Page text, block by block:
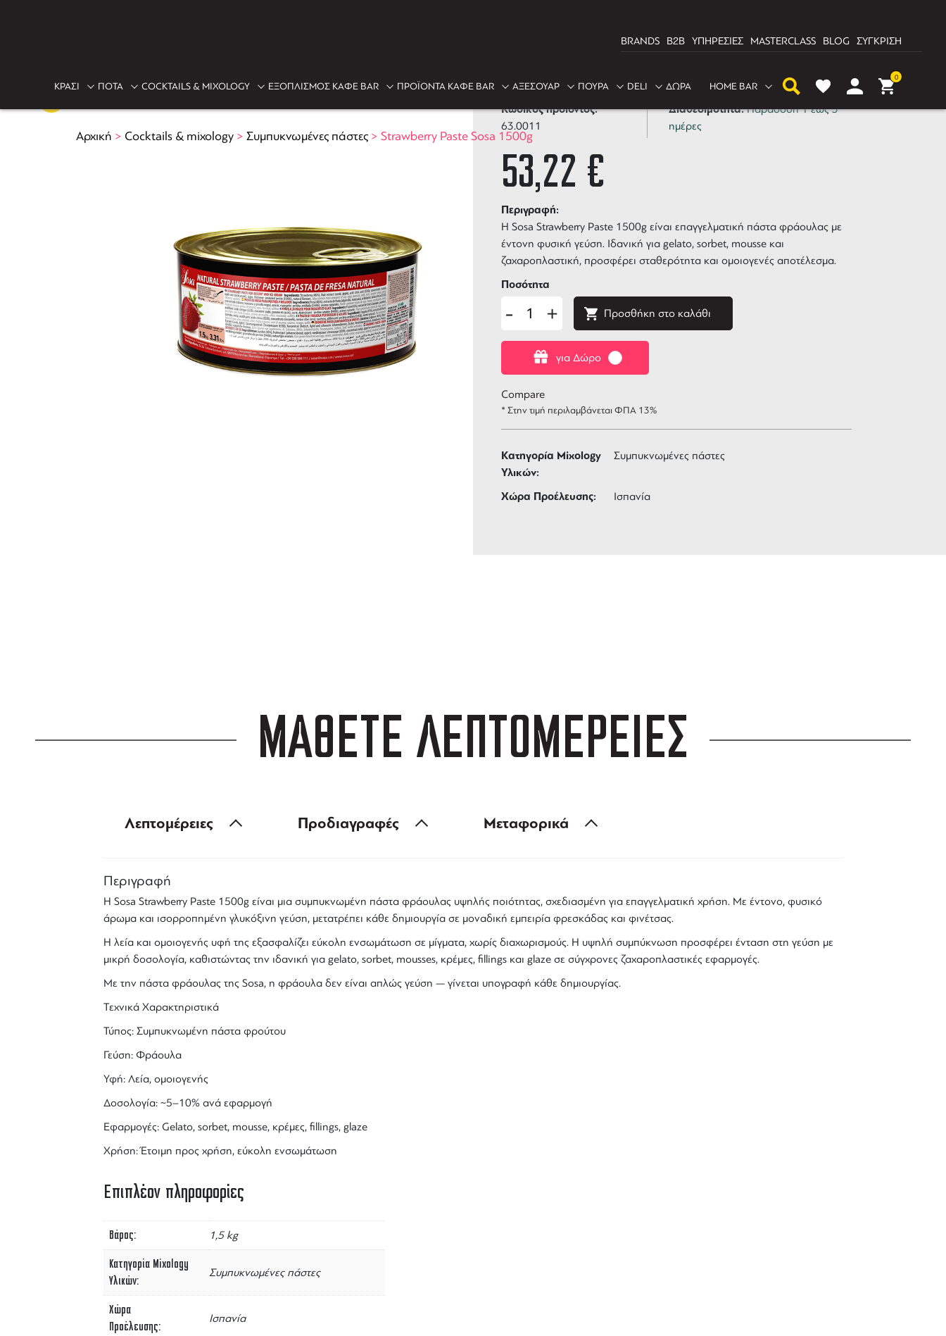
BRANDS B2B ΥΠΗΡΕΣΙΕΣ MASTERCLASS BLOG ΣΥΓΚΡΙΣΗ
ΚΡΑΣΙ ΠΟΤΑ COCKTAILS & MIXOLOGY ΕΞΟΠΛΙΣΜΟΣ ΚΑΦΕ BAR ΠΡΟΪΟΝΤΑ ΚΑΦΕ BAR ΑΞΕΣΟΥΑΡ ΠΟΥΡΑ DELI ΔΩΡΑ HOME BAR
0
Αρχική > Cocktails & mixology> Συμπυκνωμένες πάστες> Strawberry Paste Sosa 1500g
Strawberry Paste Sosa 1500g
Κωδικός προϊόντος:
63.0011
Διαθεσιμότητα:Παράδοση 1 έως 3
ημέρες
53,22 €
Περιγραφή:
Η Sosa Strawberry Paste 1500g είναι επαγγελματική πάστα φράουλας με
έντονη φυσική γεύση. Ιδανική για gelato, sorbet, mousse και
ζαχαροπλαστική, προσφέρει σταθερότητα και ομοιογενές αποτέλεσμα.
για Δώρο
Ποσότητα
- + Προσθήκη στο καλάθι
Compare
* Στην τιμή περιλαμβάνεται ΦΠΑ 13%
Κατηγορία Mixology
Υλικών:
Συμπυκνωμένες πάστες
Χώρα Προέλευσης: Ισπανία
ΜΑΘΕΤΕ ΛΕΠΤΟΜΕΡΕΙΕΣ
Λεπτομέρειες Προδιαγραφές Μεταφορικά
Περιγραφή
Η Sosa Strawberry Paste 1500g είναι μια συμπυκνωμένη πάστα φράουλας υψηλής ποιότητας, σχεδιασμένη για επαγγελματική χρήση. Με έντονο, φυσικό
άρωμα και ισορροπημένη γλυκόξινη γεύση, μετατρέπει κάθε δημιουργία σε μοναδική εμπειρία φρεσκάδας και φινέτσας.
Η λεία και ομοιογενής υφή της εξασφαλίζει εύκολη ενσωμάτωση σε μίγματα, χωρίς διαχωρισμούς. Η υψηλή συμπύκνωση προσφέρει ένταση στη γεύση με
μικρή δοσολογία, καθιστώντας την ιδανική για gelato, sorbet, mousses, κρέμες, fillings και glaze σε σύγχρονες ζαχαροπλαστικές εφαρμογές.
Με την πάστα φράουλας της Sosa, η φράουλα δεν είναι απλώς γεύση — γίνεται υπογραφή κάθε δημιουργίας.
Τεχνικά Χαρακτηριστικά
Τύπος: Συμπυκνωμένη πάστα φρούτου
Γεύση: Φράουλα
Υφή: Λεία, ομοιογενής
Δοσολογία: ~5–10% ανά εφαρμογή
Εφαρμογές: Gelato, sorbet, mousse, κρέμες, fillings, glaze
Χρήση: Έτοιμη προς χρήση, εύκολη ενσωμάτωση
Επιπλέον πληροφορίες
Βάρος 1,5 kg
Κατηγορία Mixology
Υλικών
Συμπυκνωμένες πάστες
Χώρα
Προέλευσης
Ισπανία